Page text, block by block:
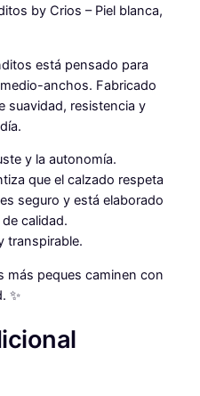
by Crios – Piel blanca,
está pensado para
anchos. Fabricado
suavidad, resistencia y
y la autonomía.
que el calzado respeta
seguro y está elaborado
calidad.
transpirable.
más peques caminen con
✨